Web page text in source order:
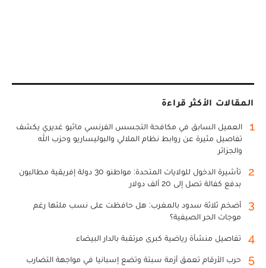
المقالات الأكثر قراءة
1
العميل السابق في مكافحة التجسس الفرنسي ماثيو غديري يكشف
تفاصيل مثيرة عن روابط نظام الملالي والبوليساريو وحزب الله
والجزائر
2
تأشيرة الدخول للولايات المتحدة: مواطنو 30 دولة إفريقية مطالبون
بدفع كفالة تصل إلى 20 ألف دولار
3
أضخم ثلاثة سدود بالمغرب: هل حافظت على نسب ملئها رغم
موجات الحر الصيفية؟
4 تفاصيل منشأة رياضية كبرى مرتقبة بالدار البيضاء
5
حرب الأرقام تعمق أزمة سبتة وتضع إسبانيا في مواجهة التضارب